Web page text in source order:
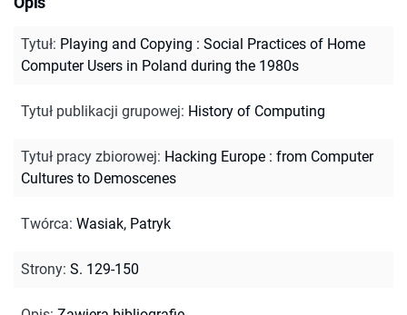
Tytuł: Playing and Copying : Social Practices of Home
Computer Users in Poland during the 1980s
Tytuł publikacji grupowej: History of Computing
Tytuł pracy zbiorowej: Hacking Europe : from Computer
Cultures to Demoscenes
Twórca: Wasiak, Patryk
Strony: S. 129-150